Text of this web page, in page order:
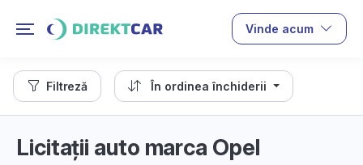
Vinde acum
Filtreză În ordinea închiderii
Licitații auto marca Opel